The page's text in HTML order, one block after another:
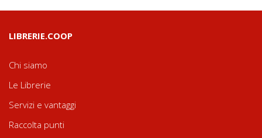
LIBRERIE.COOP
Chi siamo
Le Librerie
Servizi e vantaggi
Raccolta punti